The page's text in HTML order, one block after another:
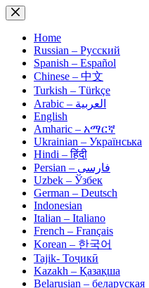
Skip
to
contentHome
Russian – Русский
Spanish – Español
Chinese – 中文
Turkish – Türkçe
Arabic – العربية
English
Amharic – አማርኛ
Ukrainian – Українська
Hindi – हिंदी
Persian – فارسی
Uzbek – Ўзбек
German – Deutsch
Indonesian
Italian – Italiano
French – Français
Korean – 한국어
Tajik- Тоҷикӣ
Kazakh – Қазақша
Belarusian – беларуская